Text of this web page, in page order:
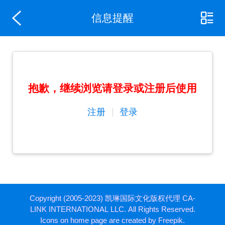
信息提醒
抱歉，继续浏览请登录或注册后使用
注册 登录
Copyright (2005-2023) 凯琳国际文化版权代理 CA-
LINK INTERNATIONAL LLC. All Rights Reserved.
Icons on home page are created by Freepik.